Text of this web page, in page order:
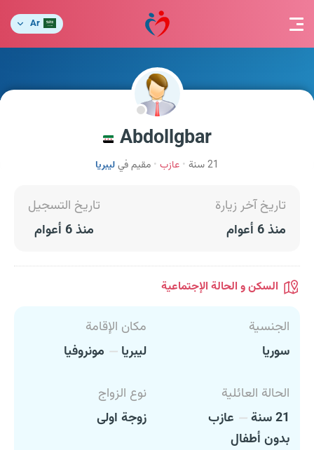
Ar
Abdollgbar
21 سنة عازب مقيم فيليبريا
تاريخ آخر زيارة
منذ 6 أعوام
تاريخ التسجيل
منذ 6 أعوام
السكن و الحالة الإجتماعية
الجنسية
سوريا
مكان الإقامة
ليبريا
مونروفيا
الحالة العائلية
21 سنة
عازب
بدون أطفال
نوع الزواج
زوجة اولى